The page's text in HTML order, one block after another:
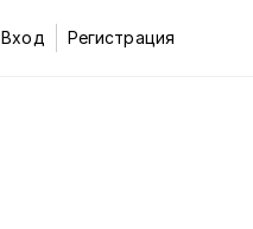
Вход Регистрация